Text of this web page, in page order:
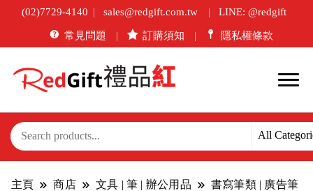
(02)7729-4140 sales@redgift.com.tw LINE: @redgift
常見問題 訂購須知 隱私權條款
主頁 商店 文具 | 筆 | 辦公用品
書寫筆類 | 廣告筆